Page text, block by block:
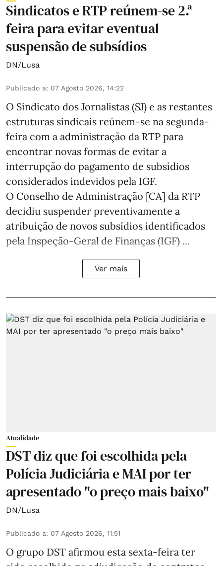
Sindicatos e RTP reúnem-se 2.ª
feira para evitar eventual
suspensão de subsídios
DN/Lusa
Publicado a: 07 Agosto 2026, 14:22
O Sindicato dos Jornalistas (SJ) e as restantes
estruturas sindicais reúnem-se na segunda-
feira com a administração da RTP para
encontrar novas formas de evitar a
interrupção do pagamento de subsídios
considerados indevidos pela IGF.
O Conselho de Administração [CA] da RTP
decidiu suspender preventivamente a
atribuição de novos subsídios identificados
pela Inspeção-Geral de Finanças (IGF) ...
Ver mais
Atualidade
DST diz que foi escolhida pela
Polícia Judiciária e MAI por ter
apresentado "o preço mais baixo"
DN/Lusa
Publicado a: 07 Agosto 2026, 11:51
O grupo DST afirmou esta sexta-feira ter